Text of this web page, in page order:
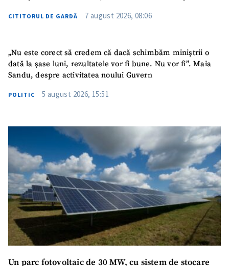
CITITORUL DE GARDĂ 7 august 2026, 08:06
„Nu este corect să credem că dacă schimbăm miniștrii o
dată la șase luni, rezultatele vor fi bune. Nu vor fi”. Maia
Sandu, despre activitatea noului Guvern
POLITIC 5 august 2026, 15:51
Un parc fotovoltaic de 30 MW, cu sistem de stocare